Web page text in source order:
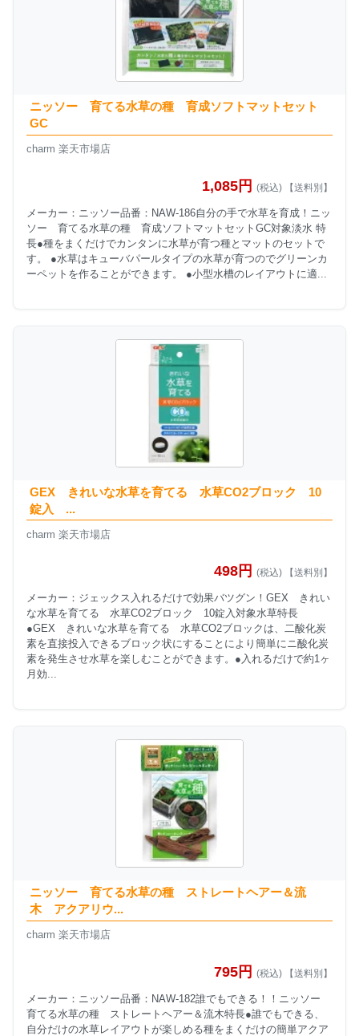
ニッソー 育てる水草の種 育成ソフトマットセット
GC
charm 楽天市場店
1,085円 (税込) 【送料別】
メーカー：ニッソー品番：NAW-186自分の手で水草を育成！ニッ
ソー 育てる水草の種 育成ソフトマットセットGC対象淡水 特
長●種をまくだけでカンタンに水草が育つ種とマットのセットで
す。 ●水草はキューバパールタイプの水草が育つのでグリーンカ
ーペットを作ることができます。 ●小型水槽のレイアウトに適...
GEX きれいな水草を育てる 水草CO2ブロック 10
錠入 ...
charm 楽天市場店
498円 (税込) 【送料別】
メーカー：ジェックス入れるだけで効果バツグン！GEX きれい
な水草を育てる 水草CO2ブロック 10錠入対象水草特長
●GEX きれいな水草を育てる 水草CO2ブロックは、二酸化炭
素を直接投入できるブロック状にすることにより簡単にニ酸化炭
素を発生させ水草を楽しむことができます。●入れるだけで約1ヶ
月効...
ニッソー 育てる水草の種 ストレートヘアー＆流
木 アクアリウ...
charm 楽天市場店
795円 (税込) 【送料別】
メーカー：ニッソー品番：NAW-182誰でもできる！！ニッソー
育てる水草の種 ストレートヘアー＆流木特長●誰でもできる、
自分だけの水草レイアウトが楽しめる種をまくだけの簡単アクア